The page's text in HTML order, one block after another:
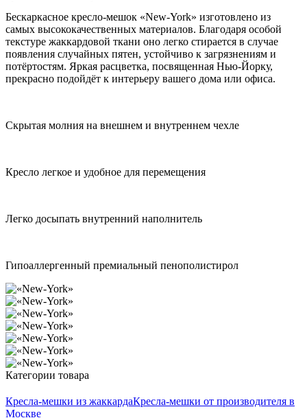
Бескаркасное кресло-мешок «New-York» изготовлено из
самых высококачественных материалов. Благодаря особой
текстуре жаккардовой ткани оно легко стирается в случае
появления случайных пятен, устойчиво к загрязнениям и
потёртостям. Яркая расцветка, посвященная Нью-Йорку,
прекрасно подойдёт к интерьеру вашего дома или офиса.
Скрытая молния на внешнем и внутреннем чехле
Кресло легкое и удобное для перемещения
Легко досыпать внутренний наполнитель
Гипоаллергенный премиальный пенополистирол
Категории товара
Кресла-мешки из жаккардаКресла-мешки от производителя в
Москве